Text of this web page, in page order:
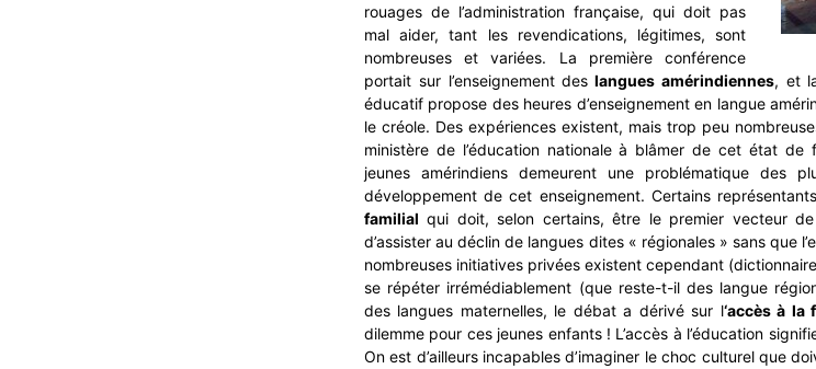
rouages de l’administration française, qui doit pas
mal aider, tant les revendications, légitimes, sont
nombreuses et variées. La première conférence
portait sur l’enseignement des langues amérindiennes, et
éducatif propose des heures d’enseignement en langue
le créole. Des expériences existent, mais trop peu
ministère de l’éducation nationale à blâmer de cet état de
jeunes amérindiens demeurent une problématique des
développement de cet enseignement. Certains
familial qui doit, selon certains, être le premier vecteur de
d’assister au déclin de langues dites « régionales » sans que
nombreuses initiatives privées existent cependant
se répéter irrémédiablement (que reste-t-il des langue
des langues maternelles, le débat a dérivé sur l‘accès à la
dilemme pour ces jeunes enfants ! L’accès à l’éducation
On est d’ailleurs incapables d’imaginer le choc culturel que